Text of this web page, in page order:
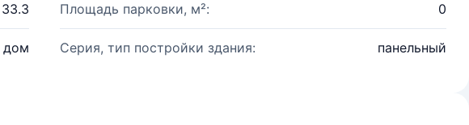
33.3 Площадь парковки, м²: 0
дом Серия, тип постройки здания: панельный